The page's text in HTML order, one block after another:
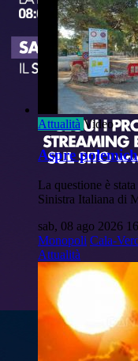
Attualità Video
Aspre
La questione è
Sinistra Italiana di
sab, 08 ago 2026
Monopoli Cala-
Attualità